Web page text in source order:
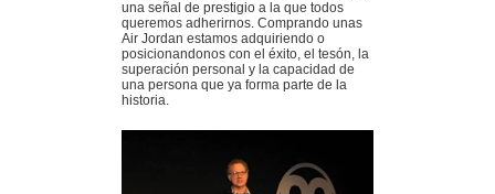
una señal de prestigio a la que todos
queremos adherirnos. Comprando unas
Air Jordan estamos adquiriendo o
posicionandonos con el éxito, el tesón, la
superación personal y la capacidad de
una persona que ya forma parte de la
historia.